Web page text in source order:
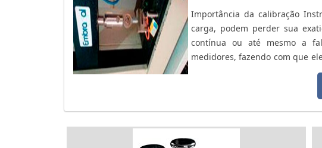
Importância da calibração
carga, podem perder sua
contínua ou até mesmo a
medidores, fazendo com que
acontece, seu produto final
qualidade. A calibração de célula